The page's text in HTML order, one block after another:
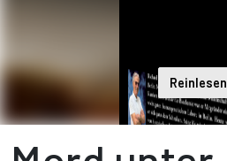
Reinlesen